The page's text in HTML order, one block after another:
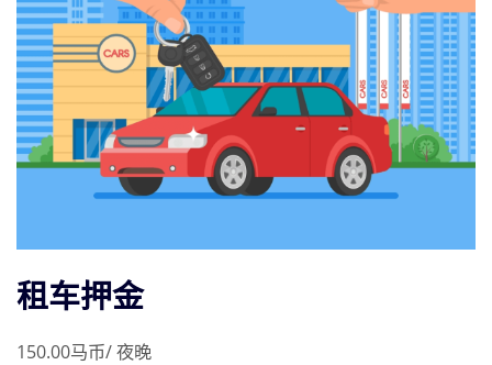
租车押金
150.00马币/ 夜晚